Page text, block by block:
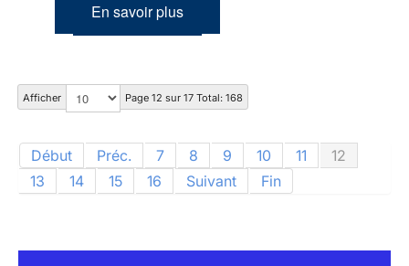
En savoir plus
Afficher Page 12 sur 17 Total: 168
Début Préc. 7 8 9 10 11
12
13
14 15 16 Suivant Fin